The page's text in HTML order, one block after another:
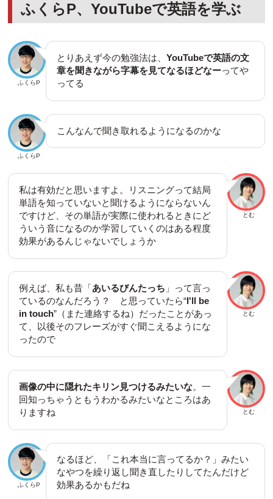
ふくらP、YouTubeで英語を学ぶ
ふくらP
とりあえず今の勉強法は、YouTubeで英語の文
章を聞きながら字幕を見てなるほどなーってや
ってる
ふくらP
こんなんで聞き取れるようになるのかな
とむ
私は有効だと思いますよ。リスニングって結局
単語を知っていないと聞けるようにならないん
ですけど、その単語が実際に使われるときにど
ういう音になるのか学習していくのはある程度
効果があるんじゃないでしょうか
とむ
例えば、私も昔「あいるびんたっち 」って言っ
ているのなんだろう？ と思っていたら“I'll be
in touch”（また連絡するね）だったことがあっ
て、以後そのフレーズがすぐ聞こえるようにな
ったので
とむ
画像の中に隠れたキリン見つけるみたいな。一
回知っちゃうともうわかるみたいなところはあ
りますね
ふくらP
なるほど、「これ本当に言ってるか？」みたい
なやつを繰り返し聞き直したりしてたんだけど
効果あるかもだね